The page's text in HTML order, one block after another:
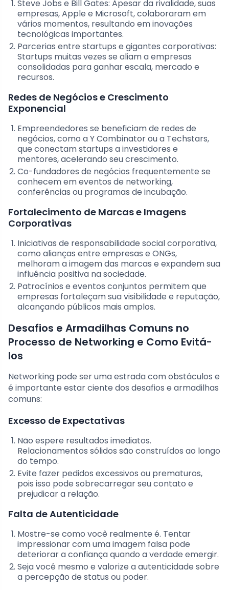
Steve Jobs e Bill Gates: Apesar da rivalidade, suas
empresas, Apple e Microsoft, colaboraram em
vários momentos, resultando em inovações
tecnológicas importantes.
Parcerias entre startups e gigantes corporativas:
Startups muitas vezes se aliam a empresas
consolidadas para ganhar escala, mercado e
recursos.
Redes de Negócios e Crescimento
Exponencial
Empreendedores se beneficiam de redes de
negócios, como a Y Combinator ou a Techstars,
que conectam startups a investidores e
mentores, acelerando seu crescimento.
Co-fundadores de negócios frequentemente se
conhecem em eventos de networking,
conferências ou programas de incubação.
Fortalecimento de Marcas e Imagens
Corporativas
Iniciativas de responsabilidade social corporativa,
como alianças entre empresas e ONGs,
melhoram a imagem das marcas e expandem sua
influência positiva na sociedade.
Patrocínios e eventos conjuntos permitem que
empresas fortaleçam sua visibilidade e reputação,
alcançando públicos mais amplos.
Desafios e Armadilhas Comuns no
Processo de Networking e Como Evitá-
los
Networking pode ser uma estrada com obstáculos e
é importante estar ciente dos desafios e armadilhas
comuns:
Excesso de Expectativas
Não espere resultados imediatos.
Relacionamentos sólidos são construídos ao longo
do tempo.
Evite fazer pedidos excessivos ou prematuros,
pois isso pode sobrecarregar seu contato e
prejudicar a relação.
Falta de Autenticidade
Mostre-se como você realmente é. Tentar
impressionar com uma imagem falsa pode
deteriorar a confiança quando a verdade emergir.
Seja você mesmo e valorize a autenticidade sobre
a percepção de status ou poder.